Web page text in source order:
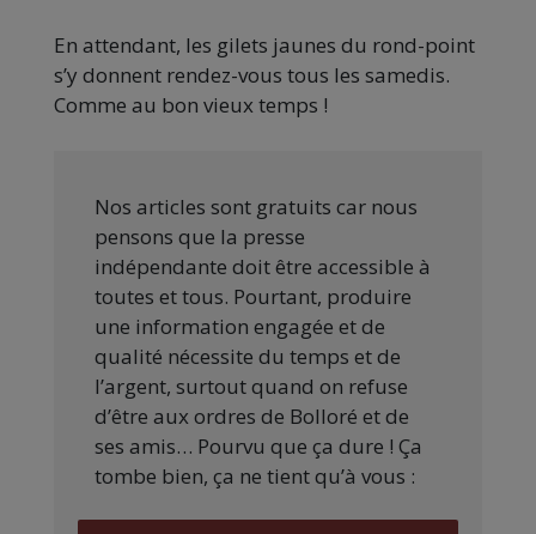
En attendant, les gilets jaunes du rond-point
s’y donnent rendez-vous tous les samedis.
Comme au bon vieux temps !
Nos articles sont gratuits car nous
pensons que la presse
indépendante doit être accessible à
toutes et tous. Pourtant, produire
une information engagée et de
qualité nécessite du temps et de
l’argent, surtout quand on refuse
d’être aux ordres de Bolloré et de
ses amis… Pourvu que ça dure ! Ça
tombe bien, ça ne tient qu’à vous :